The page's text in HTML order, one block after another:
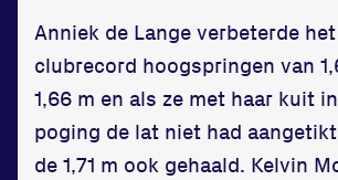
Anniek de Lange verbeterde
clubrecord hoogspringen van
1,66 m en als ze met haar kuit
poging de lat niet had
de 1,71 m ook gehaald. Kelvin